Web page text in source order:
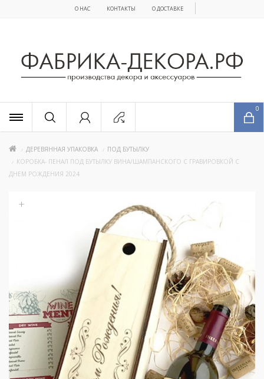
О НАС КОНТАКТЫ О ДОСТАВКЕ
0
ДЕРЕВЯННАЯ УПАКОВКА
ПОД БУТЫЛКУ
КОРОБКА- ПЕНАЛ ПОД БУТЫЛКУ ВИНА/ШАМПАНСКОГО С ГРАВИРОВКОЙ С
ДНЕМ РОЖДЕНИЯ 2024
+